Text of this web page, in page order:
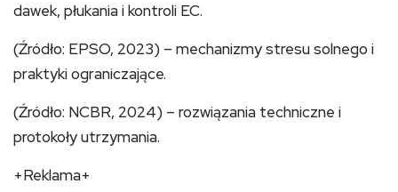
dawek, płukania i kontroli EC.
(Źródło: EPSO, 2023) – mechanizmy stresu solnego i
praktyki ograniczające.
(Źródło: NCBR, 2024) – rozwiązania techniczne i
protokoły utrzymania.
+Reklama+